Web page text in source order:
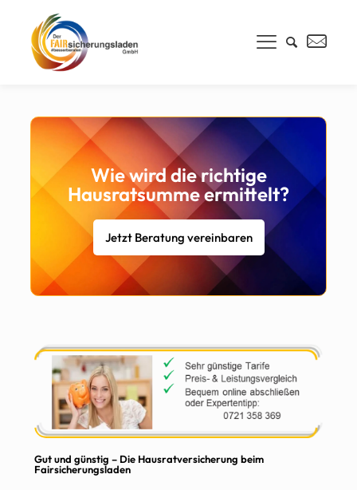
Wie wird die richtige
Hausratsumme ermittelt?
Jetzt Beratung vereinbaren
Gut und günstig – Die Hausratversicherung beim
Fairsicherungsladen